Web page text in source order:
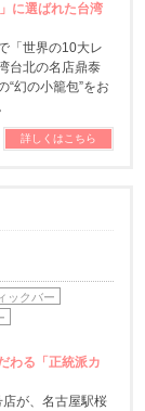
に選ばれた台湾
「世界の10大レ
台北の名店鼎泰
“幻の小籠包”をお
詳しくはこちら
ックバー
わる「正統派カ
が、名古屋駅桜